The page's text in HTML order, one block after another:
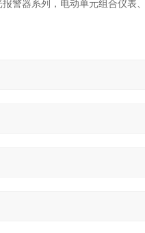
警器系列，电动单元组合仪表